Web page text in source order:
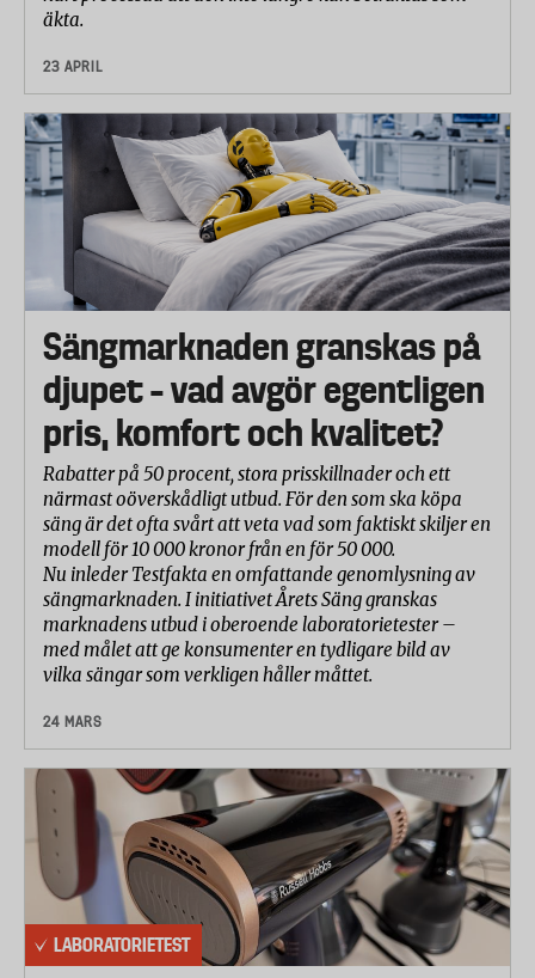
äkta.
23 APRIL
Sängmarknaden granskas på
djupet – vad avgör egentligen
pris, komfort och kvalitet?
Rabatter på 50 procent, stora prisskillnader och ett
närmast oöverskådligt utbud. För den som ska köpa
säng är det ofta svårt att veta vad som faktiskt skiljer en
modell för 10 000 kronor från en för 50 000.
Nu inleder Testfakta en omfattande genomlysning av
sängmarknaden. I initiativet Årets Säng granskas
marknadens utbud i oberoende laboratorietester –
med målet att ge konsumenter en tydligare bild av
vilka sängar som verkligen håller måttet.
24 MARS
LABORATORIETEST